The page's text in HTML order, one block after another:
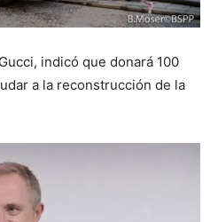
indicó que donará 100
a la reconstrucción de la